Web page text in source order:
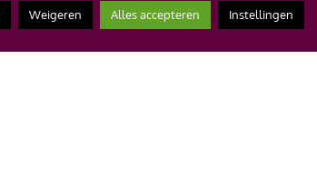
Weigeren Alles accepteren Instellingen